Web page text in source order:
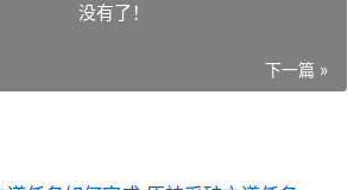
没有了！
下一篇 »